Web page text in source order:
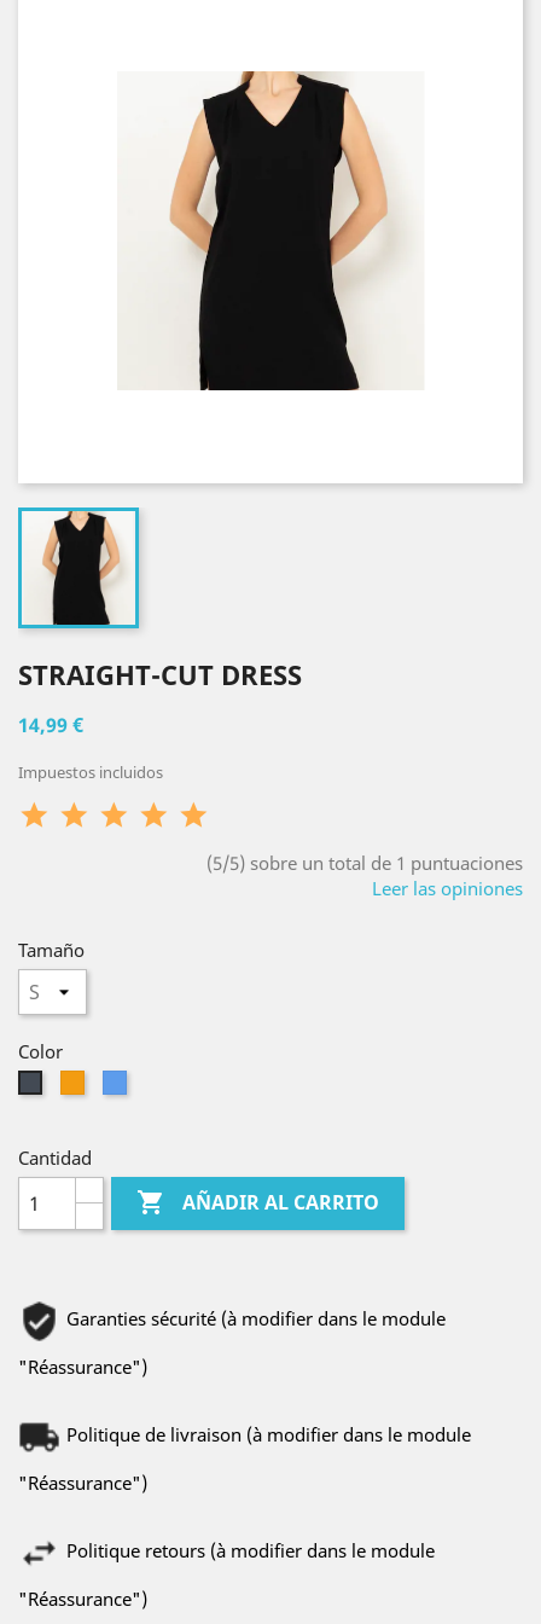
STRAIGHT-CUT DRESS
14,99 €
Impuestos incluidos
(5/5) sobre un total de 1 puntuaciones
Leer las opiniones
Tamaño
Color
Cantidad
 AÑADIR AL CARRITO
Garanties sécurité (à modifier dans le module
"Réassurance")
Politique de livraison (à modifier dans le module
"Réassurance")
Politique retours (à modifier dans le module
"Réassurance")